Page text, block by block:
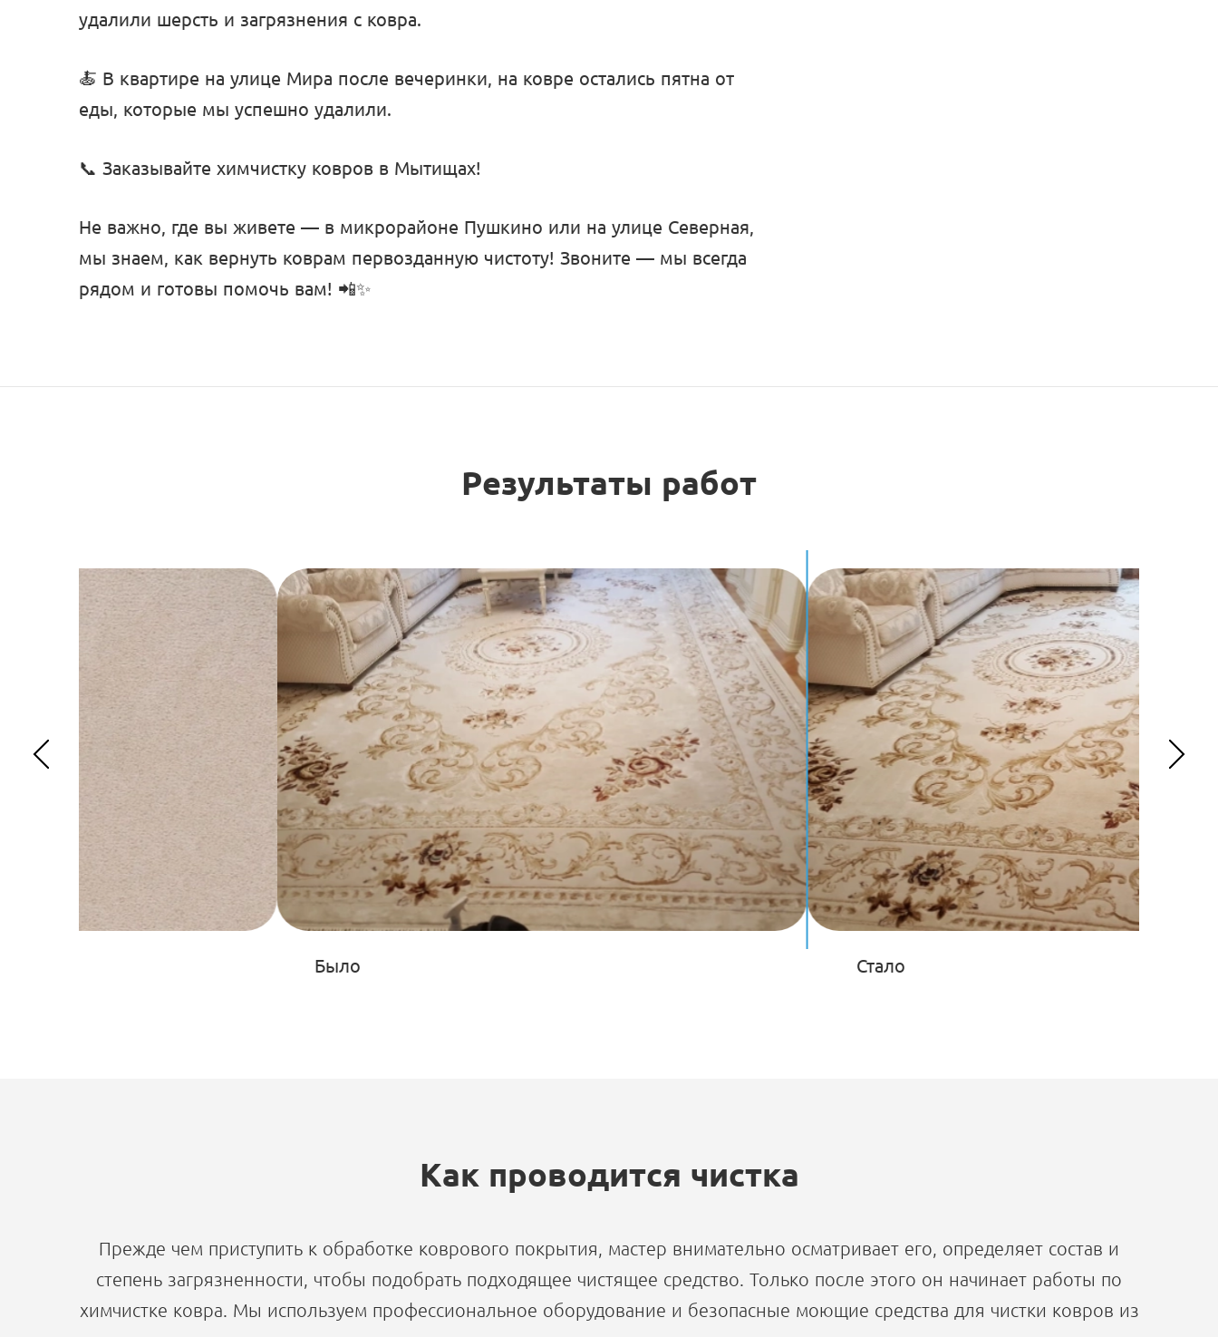
удалили шерсть и загрязнения с ковра.
🍝 В квартире на улице Мира после вечеринки, на ковре остались пятна от
еды, которые мы успешно удалили.
📞 Заказывайте химчистку ковров в Мытищах!
Не важно, где вы живете — в микрорайоне Пушкино или на улице Северная,
мы знаем, как вернуть коврам первозданную чистоту! Звоните — мы всегда
рядом и готовы помочь вам! 📲✨
Результаты работ
Было Стало
Как проводится чистка
Прежде чем приступить к обработке коврового покрытия, мастер внимательно осматривает его, определяет состав и
степень загрязненности, чтобы подобрать подходящее чистящее средство. Только после этого он начинает работы по
химчистке ковра. Мы используем профессиональное оборудование и безопасные моющие средства для чистки ковров из